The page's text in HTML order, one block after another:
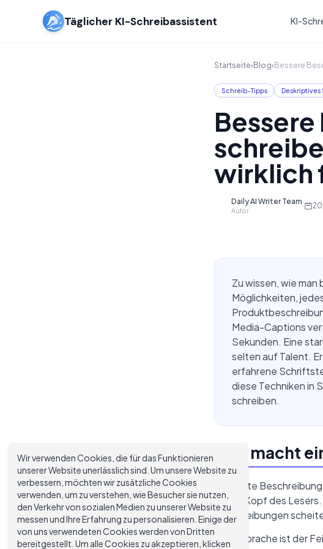
Täglicher KI-Schreibassistent KI-
Startseite›Blog›Bessere
Schreib-Tipps Deskriptives
wirklich
Daily AI Writer Team
Autor
·
Zu wissen, wie
Möglichkeiten,
Media-Captions
Sekunden. Eine
selten auf Talent.
erfahrene
diese Techniken in
schreiben.
Was macht
Eine gute
Bild im Kopf des
Beschreibungen
Vage Sprache ist der
Wir verwenden Cookies, die für das Funktionieren
unserer Website unerlässlich sind. Um unsere Website zu
verbessern, möchten wir zusätzliche Cookies
verwenden, um zu verstehen, wie Besucher sie nutzen,
den Verkehr von sozialen Medien zu unserer Website zu
messen und Ihre Erfahrung zu personalisieren. Einige der
von uns verwendeten Cookies werden von Dritten
bereitgestellt. Um alle Cookies zu akzeptieren, klicken